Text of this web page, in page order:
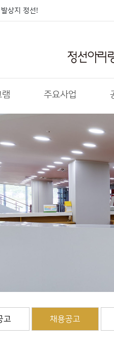
상지 정선!
주요사업
고 채용공고